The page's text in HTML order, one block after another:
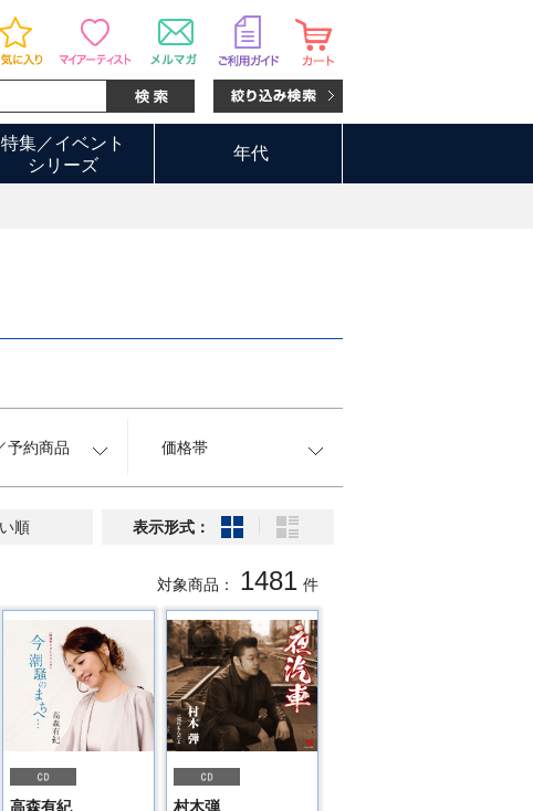
特集／イベント
シリーズ
年代
予約商品 価格帯
順 表示形式：
対象商品： 1481 件
高森有紀
村木弾